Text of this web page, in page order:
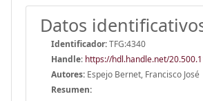
Datos
Identificador:TFG:4340
Handle: https://hdl.handle.net/
Autores: Espejo Bernet, Francisco José
Resumen: